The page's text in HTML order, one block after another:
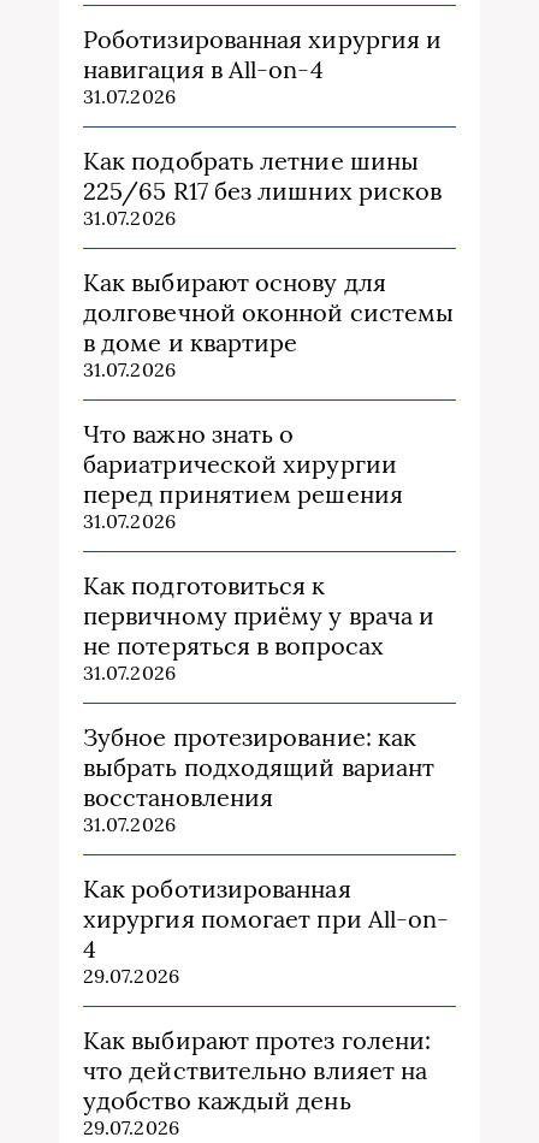
Роботизированная хирургия и
навигация в All-on-4
31.07.2026
Как подобрать летние шины
225/65 R17 без лишних рисков
31.07.2026
Как выбирают основу для
долговечной оконной системы
в доме и квартире
31.07.2026
Что важно знать о
бариатрической хирургии
перед принятием решения
31.07.2026
Как подготовиться к
первичному приёму у врача и
не потеряться в вопросах
31.07.2026
Зубное протезирование: как
выбрать подходящий вариант
восстановления
31.07.2026
Как роботизированная
хирургия помогает при All-on-
4
29.07.2026
Как выбирают протез голени:
что действительно влияет на
удобство каждый день
29.07.2026